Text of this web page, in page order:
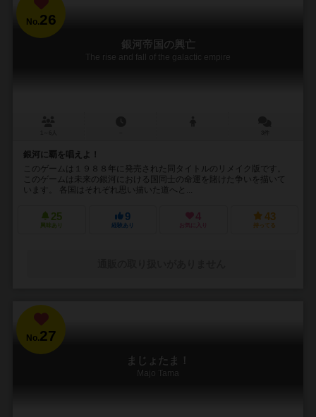
No.26
銀河帝国の興亡
The rise and fall of the galactic empire
銀河に覇を唱えよ！
このゲームは１９８８年に発売された同タイトルのリメイク版です。
このゲームは未来の銀河における国同士の命運を賭けた争いを描いて
います。 各国はそれぞれ思い描いた道へと...
25
興味あり
9
経験あり
4
お気に入り
43
持ってる
No.27
まじょたま！
Majo Tama